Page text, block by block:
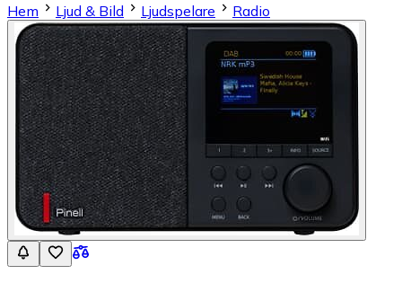
Hem
Ljud & Bild Ljudspelare Radio